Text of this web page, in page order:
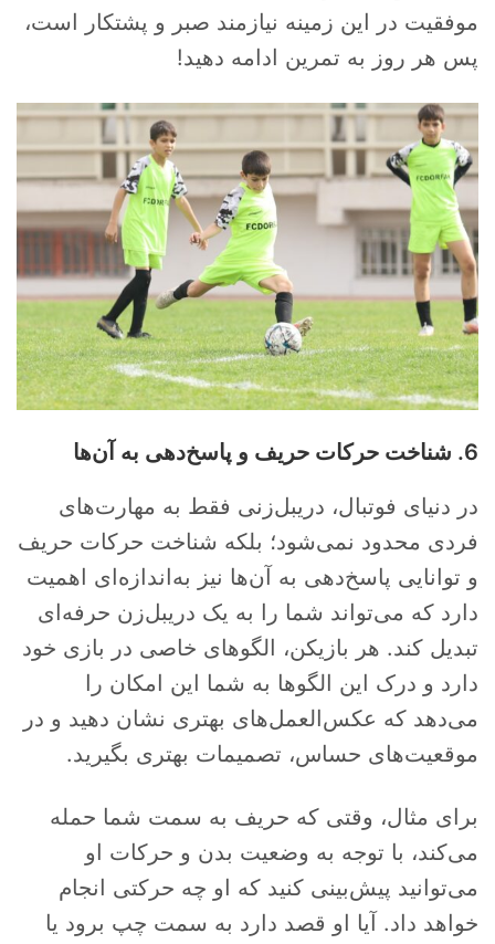
موفقیت در این زمینه نیازمند صبر و پشتکار است،
پس هر روز به تمرین ادامه دهید!
6. شناخت حرکات حریف و پاسخ‌دهی به آن‌ها
در دنیای فوتبال، دریبل‌زنی فقط به مهارت‌های
فردی محدود نمی‌شود؛ بلکه شناخت حرکات حریف
و توانایی پاسخ‌دهی به آن‌ها نیز به‌اندازه‌ای اهمیت
دارد که می‌تواند شما را به یک دریبل‌زن حرفه‌ای
تبدیل کند. هر بازیکن، الگوهای خاصی در بازی خود
دارد و درک این الگوها به شما این امکان را
می‌دهد که عکس‌العمل‌های بهتری نشان دهید و در
موقعیت‌های حساس، تصمیمات بهتری بگیرید.
برای مثال، وقتی که حریف به سمت شما حمله
می‌کند، با توجه به وضعیت بدن و حرکات او
می‌توانید پیش‌بینی کنید که او چه حرکتی انجام
خواهد داد. آیا او قصد دارد به سمت چپ برود یا